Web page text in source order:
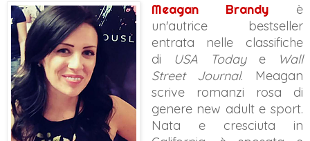
Meagan Brandy è
un'autrice best­seller
entrata nelle classifiche
di USA TodayeWall
Street Journal. Meagan
scrive romanzi rosa di
genere new adult e sport.
Nata e cresciuta in